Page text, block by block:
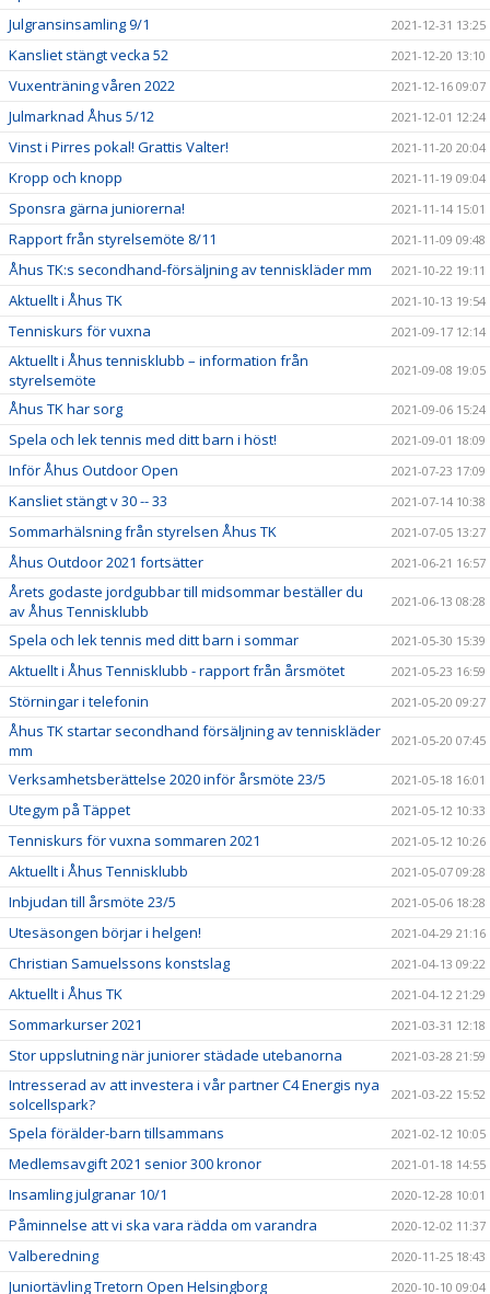
Julgransinsamling 9/1 2021-12-31 13:25
Kansliet stängt vecka 52 2021-12-20 13:10
Vuxenträning våren 2022 2021-12-16 09:07
Julmarknad Åhus 5/12 2021-12-01 12:24
Vinst i Pirres pokal! Grattis Valter! 2021-11-20 20:04
Kropp och knopp 2021-11-19 09:04
Sponsra gärna juniorerna! 2021-11-14 15:01
Rapport från styrelsemöte 8/11 2021-11-09 09:48
Åhus TK:s secondhand-försäljning av tenniskläder mm 2021-10-22 19:11
Aktuellt i Åhus TK 2021-10-13 19:54
Tenniskurs för vuxna 2021-09-17 12:14
Aktuellt i Åhus tennisklubb – information från
styrelsemöte
2021-09-08 19:05
Åhus TK har sorg 2021-09-06 15:24
Spela och lek tennis med ditt barn i höst! 2021-09-01 18:09
Inför Åhus Outdoor Open 2021-07-23 17:09
Kansliet stängt v 30 -- 33 2021-07-14 10:38
Sommarhälsning från styrelsen Åhus TK 2021-07-05 13:27
Åhus Outdoor 2021 fortsätter 2021-06-21 16:57
Årets godaste jordgubbar till midsommar beställer du
av Åhus Tennisklubb
2021-06-13 08:28
Spela och lek tennis med ditt barn i sommar 2021-05-30 15:39
Aktuellt i Åhus Tennisklubb - rapport från årsmötet 2021-05-23 16:59
Störningar i telefonin 2021-05-20 09:27
Åhus TK startar secondhand försäljning av tenniskläder
mm
2021-05-20 07:45
Verksamhetsberättelse 2020 inför årsmöte 23/5 2021-05-18 16:01
Utegym på Täppet 2021-05-12 10:33
Tenniskurs för vuxna sommaren 2021 2021-05-12 10:26
Aktuellt i Åhus Tennisklubb 2021-05-07 09:28
Inbjudan till årsmöte 23/5 2021-05-06 18:28
Utesäsongen börjar i helgen! 2021-04-29 21:16
Christian Samuelssons konstslag 2021-04-13 09:22
Aktuellt i Åhus TK 2021-04-12 21:29
Sommarkurser 2021 2021-03-31 12:18
Stor uppslutning när juniorer städade utebanorna 2021-03-28 21:59
Intresserad av att investera i vår partner C4 Energis nya
solcellspark?
2021-03-22 15:52
Spela förälder-barn tillsammans 2021-02-12 10:05
Medlemsavgift 2021 senior 300 kronor 2021-01-18 14:55
Insamling julgranar 10/1 2020-12-28 10:01
Påminnelse att vi ska vara rädda om varandra 2020-12-02 11:37
Valberedning 2020-11-25 18:43
Juniortävling Tretorn Open Helsingborg 2020-10-10 09:04